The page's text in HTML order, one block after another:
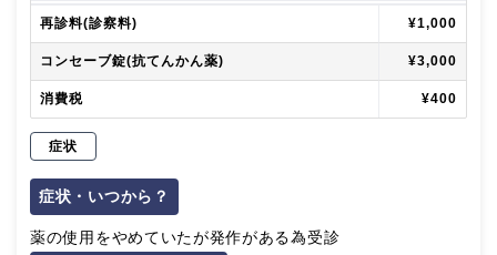
再診料(診察料) ¥1,000
コンセーブ錠(抗てんかん薬) ¥3,000
消費税 ¥400
症状
症状・いつから？
薬の使用をやめていたが発作がある為受診